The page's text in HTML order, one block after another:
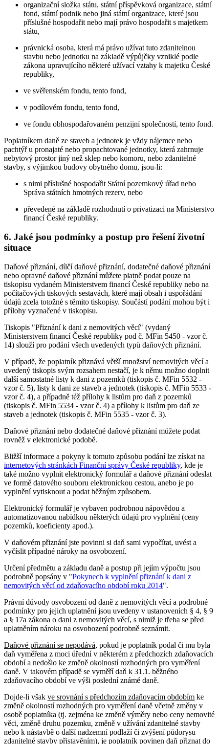
organizační složka státu, státní příspěvková organizace, státní
fond, státní podnik nebo jiná státní organizace, které jsou
příslušné hospodařit nebo mají právo hospodařit s majetkem
státu,
právnická osoba, která má právo užívat tuto zdanitelnou
stavbu nebo jednotku na základě výpůjčky vzniklé podle
zákona upravujícího některé užívací vztahy k majetku České
republiky,
ve svěřenském fondu, tento fond,
v podílovém fondu, tento fond,
ve fondu obhospodařovaném penzijní společností, tento fond.
Poplatníkem daně ze staveb a jednotek je vždy nájemce nebo
pachtýř u pronajaté nebo propachtované jednotky, která zahrnuje
nebytový prostor jiný než sklep nebo komoru, nebo zdanitelné
stavby, s výjimkou budovy obytného domu, jsou-li:
s nimi příslušné hospodařit Státní pozemkový úřad nebo
Správa státních hmotných rezerv, nebo
převedené na základě rozhodnutí o privatizaci na Ministerstvo
financí České republiky.
6. Jaké jsou podmínky a postup pro řešení životní
situace
Daňové přiznání, dílčí daňové přiznání, dodatečné daňové přiznání
nebo opravné daňové přiznání můžete platně podat pouze na
tiskopisu vydaném Ministerstvem financí České republiky nebo na
počítačových tiskových sestavách, které mají obsah i uspořádání
údajů zcela totožné s těmito tiskopisy. Součástí podání mohou být i
přílohy vyznačené v tiskopisu.
Tiskopis "Přiznání k dani z nemovitých věcí" (vydaný
Ministerstvem financí České republiky pod č. MFin 5450 - vzor č.
14) slouží pro podání všech uvedených typů daňových přiznání.
V případě, že poplatník přiznává větší množství nemovitých věcí a
uvedený tiskopis svým rozsahem nestačí, je k němu možno doplnit
další samostatné listy k dani z pozemků (tiskopis č. MFin 5532 -
vzor č. 5), listy k dani ze staveb a jednotek (tiskopis č. MFin 5533 -
vzor č. 4), a případně též přílohy k listům pro daň z pozemků
(tiskopis č. MFin 5534 - vzor č. 4) a přílohy k listům pro daň ze
staveb a jednotek (tiskopis č. MFin 5535 - vzor č. 3).
Daňové přiznání nebo dodatečné daňové přiznání můžete podat
rovněž v elektronické podobě.
Bližší informace a pokyny k tomuto způsobu podání lze získat na
internetových stránkách Finanční správy České republiky, kde je
také možno vyplnit elektronický formulář a daňové přiznání odeslat
ve formě datového souboru elektronickou cestou, anebo je po
vyplnění vytisknout a podat běžným způsobem.
Elektronický formulář je vybaven podrobnou nápovědou a
automatizovanou nabídkou některých údajů pro vyplnění (ceny
pozemků, koeficienty apod.).
V daňovém přiznání jste povinni si daň sami vypočítat, uvést a
vyčíslit případné nároky na osvobození.
Určení předmětu a základu daně a postup při jejím výpočtu jsou
podrobně popsány v "Pokynech k vyplnění přiznání k dani z
nemovitých věcí od zdaňovacího období roku 2014".
Právní důvody osvobození od daně z nemovitých věcí a podrobné
podmínky pro jejich uplatnění jsou uvedeny v ustanoveních § 4, § 9
a § 17a zákona o dani z nemovitých věcí, s nimiž je třeba se před
uplatněním nároku na osvobození podrobně seznámit.
Daňové přiznání se nepodává, pokud je poplatník podal či mu byla
daň vyměřena z moci úřední v některém z předchozích zdaňovacích
období a nedošlo ke změně okolností rozhodných pro vyměření
daně. V takovém případě se vyměří daň k 31.1. běžného
zdaňovacího období ve výši poslední známé daně.
Dojde-li však ve srovnání s předchozím zdaňovacím obdobím ke
změně okolností rozhodných pro vyměření daně včetně změny v
osobě poplatníka (tj. zejména ke změně výměry nebo ceny nemovité
věci, změně druhu pozemku, změně v užívání zdanitelné stavby
nebo k nástavbě o další nadzemní podlaží či zvýšení půdorysu
zdanitelné stavby přistavěním), je poplatník povinen daň přiznat do